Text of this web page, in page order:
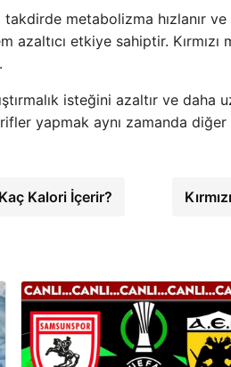
metabolizma hızlanır
azaltıcı etkiye sahiptir.
isteğini azaltır ve daha
yapmak aynı zamanda diğer
Kalori İçerir?